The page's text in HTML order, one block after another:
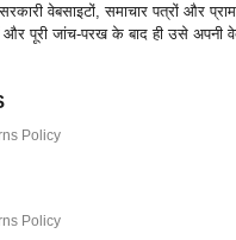
वेबसाइटों, समाचार पत्रों और
पूरी जांच-परख के बाद ही उसे अपनी
Policy
Policy